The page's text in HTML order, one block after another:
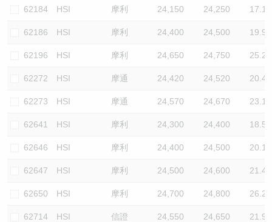
62184 HSI 摩利 24,150 24,250 17.1
62186 HSI 摩利 24,400 24,500 19.9
62196 HSI 摩利 24,650 24,750 25.2
62272 HSI 摩通 24,420 24,520 20.4
62273 HSI 摩通 24,570 24,670 23.1
62641 HSI 摩利 24,300 24,400 18.5
62646 HSI 摩利 24,400 24,500 20.1
62647 HSI 摩利 24,500 24,600 21.4
62650 HSI 摩利 24,700 24,800 26.2
62714 HSI 信證 24,550 24,650 21.9